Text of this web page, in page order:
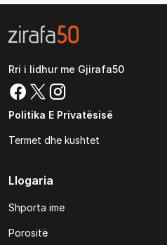
Rri i lidhur me Gjirafa50
Politika E Privatësisë
Termet dhe kushtet
Llogaria
Shporta ime
Porositë